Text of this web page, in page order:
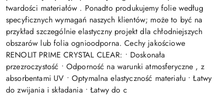
twardości materiałów . Ponadto produkujemy folie według
specyficznych wymagań naszych klientów; może to być na
przykład szczególnie elastyczny projekt dla chłodniejszych
obszarów lub folia ognioodporna. Cechy jakościowe
RENOLIT PRIME CRYSTAL CLEAR: • Doskonała
przezroczystość • Odporność na warunki atmosferyczne , z
absorbentami UV • Optymalna elastyczność materiału • Łatwy
do zwijania i składania • Łatwy do c